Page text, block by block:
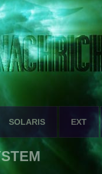
SOLARIS EXT